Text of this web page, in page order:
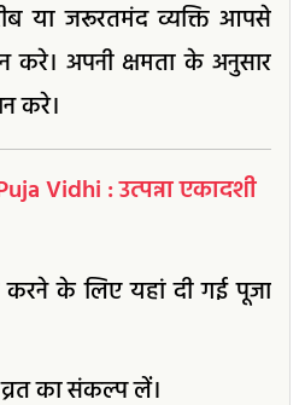
या जरूरतमंद व्यक्ति आपसे
करे। अपनी क्षमता के अनुसार
करे।
Vidhi : उत्पन्ना एकादशी
करने के लिए यहां दी गई पूजा
का संकल्प लें।